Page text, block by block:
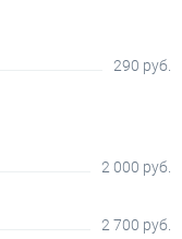
290 руб.
2 000 руб.
2 700 руб.